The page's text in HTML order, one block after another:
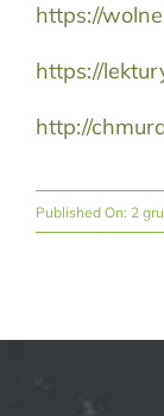
https://
https://
http://
Published On: 2